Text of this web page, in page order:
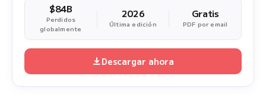
$84B
Perdidos
globalmente
2026
Última edición
Gratis
PDF por email
Descargar ahora